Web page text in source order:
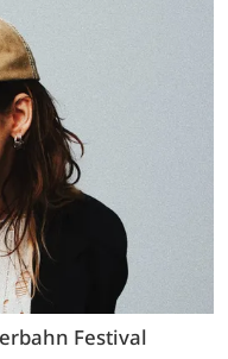
Festival